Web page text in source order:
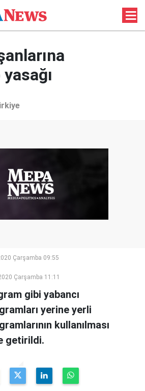
Çarşamba 09:55
Çarşamba 11:11
gibi yabancı
yerine yerli
kullanılması
getirildi.